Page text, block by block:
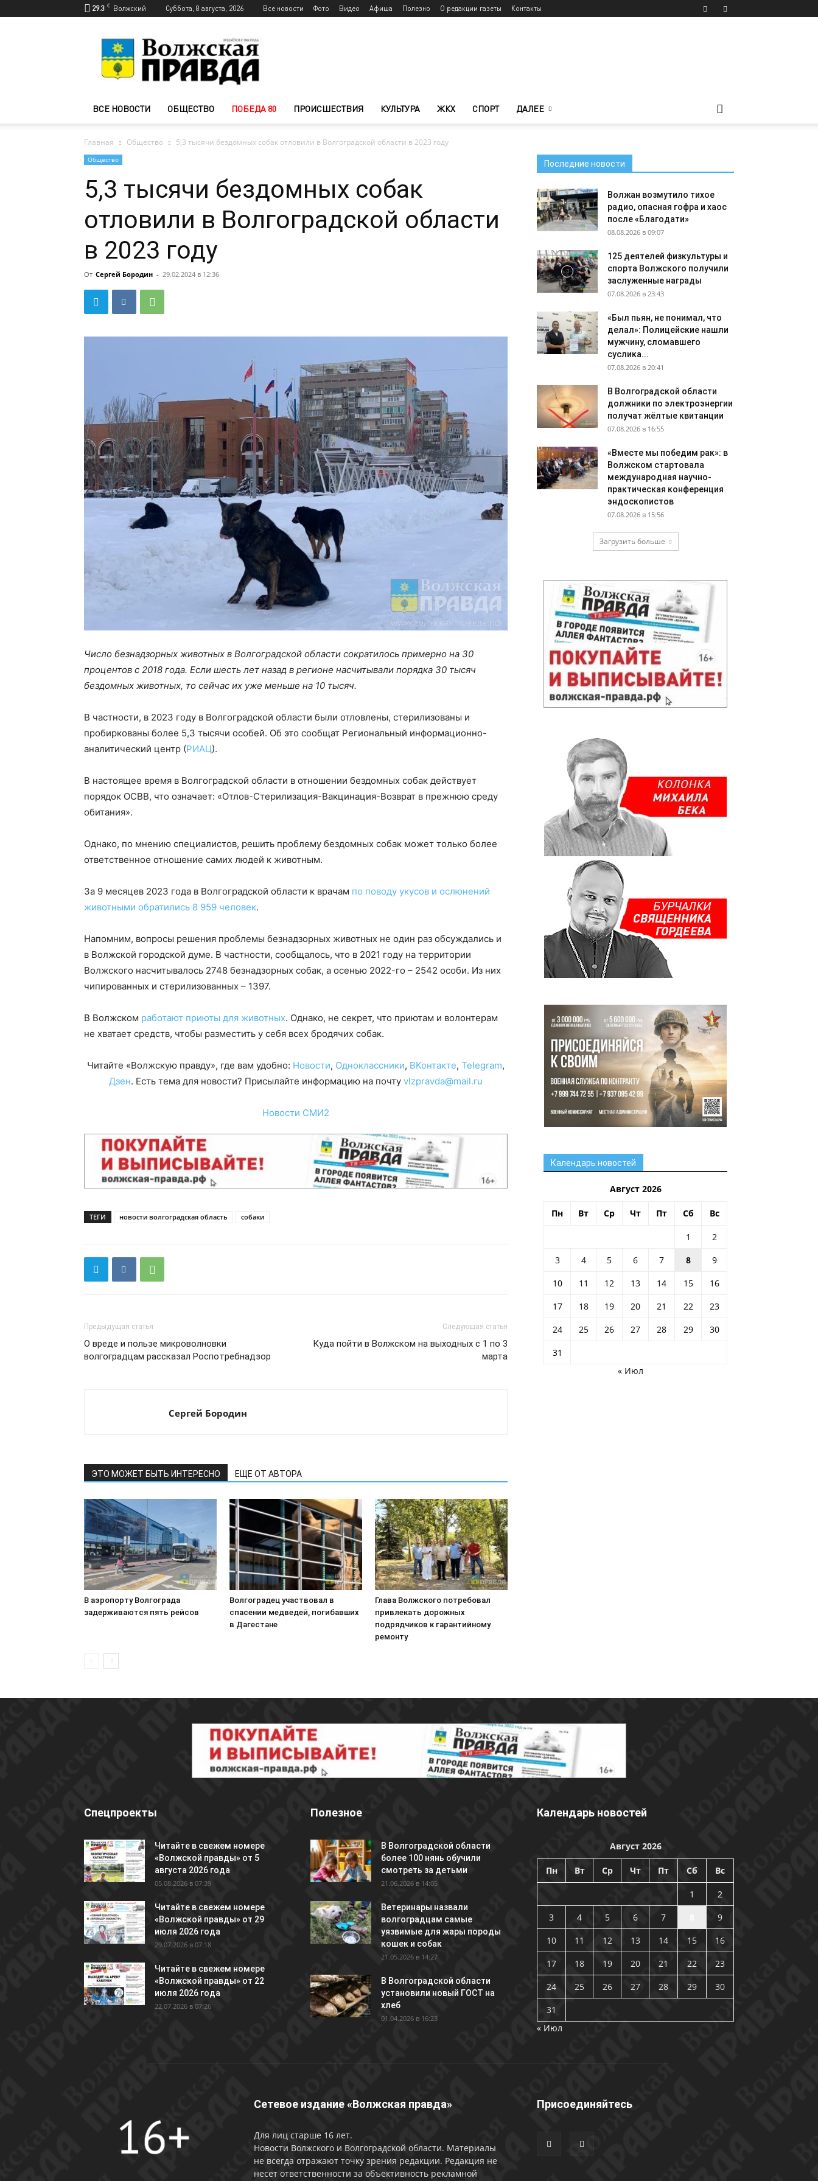
29.3 C Волжский Суббота, 8 августа, 2026 Все новости Фото Видео Афиша Полезно О редакции газеты Контакты
Волжского
—
Волжская
ВСЕ НОВОСТИ ОБЩЕСТВО ПОБЕДА 80 ПРОИСШЕСТВИЯ КУЛЬТУРА ЖКХ СПОРТ ДАЛЕЕ
Главная Общество 5,3 тысячи бездомных собак отловили в Волгоградской области в 2023 году
Общество
5,3 тысячи бездомных собак
отловили в Волгоградской области
в 2023 году
От Сергей Бородин - 29.02.2024 в 12:36
Число безнадзорных животных в Волгоградской области сократилось примерно на 30
процентов с 2018 года. Если шесть лет назад в регионе насчитывали порядка 30 тысяч
бездомных животных, то сейчас их уже меньше на 10 тысяч.
В частности, в 2023 году в Волгоградской области были отловлены, стерилизованы и
пробиркованы более 5,3 тысячи особей. Об это сообщат Региональный информационно-
аналитический центр (РИАЦ).
В настоящее время в Волгоградской области в отношении бездомных собак действует
порядок ОСВВ, что означает: «Отлов-Стерилизация-Вакцинация-Возврат в прежнюю среду
обитания».
Однако, по мнению специалистов, решить проблему бездомных собак может только более
ответственное отношение самих людей к животным.
За 9 месяцев 2023 года в Волгоградской области к врачам по поводу укусов и ослюнений
животными обратились 8 959 человек.
Напомним, вопросы решения проблемы безнадзорных животных не один раз обсуждались и
в Волжской городской думе. В частности, сообщалось, что в 2021 году на территории
Волжского насчитывалось 2748 безнадзорных собак, а осенью 2022-го – 2542 особи. Из них
чипированных и стерилизованных – 1397.
В Волжском работают приюты для животных. Однако, не секрет, что приютам и волонтерам
не хватает средств, чтобы разместить у себя всех бродячих собак.
Читайте «Волжскую правду», где вам удобно: Новости, Одноклассники, ВКонтакте, Telegram,
Дзен. Есть тема для новости? Присылайте информацию на почту vlzpravda@mail.ru
Новости СМИ2
ТЕГИ новости волгоградская область собаки
Предыдущая статья
О вреде и пользе микроволновки
волгоградцам рассказал Роспотребнадзор
Следующая статья
Куда пойти в Волжском на выходных с 1 по 3
марта
Сергей Бородин
ЭТО МОЖЕТ БЫТЬ ИНТЕРЕСНО ЕЩЕ ОТ АВТОРА
В аэропорту Волгограда
задерживаются пять рейсов
Волгоградец участвовал в
спасении медведей, погибавших
в Дагестане
Глава Волжского потребовал
привлекать дорожных
подрядчиков к гарантийному
ремонту
Последние новости
Волжан возмутило тихое
радио, опасная гофра и хаос
после «Благодати»
08.08.2026 в 09:07
125 деятелей физкультуры и
спорта Волжского получили
заслуженные награды
07.08.2026 в 23:43
«Был пьян, не понимал, что
делал»: Полицейские нашли
мужчину, сломавшего
суслика...
07.08.2026 в 20:41
В Волгоградской области
должники по электроэнергии
получат жёлтые квитанции
07.08.2026 в 16:55
«Вместе мы победим рак»: в
Волжском стартовала
международная научно-
практическая конференция
эндоскопистов
07.08.2026 в 15:56
Загрузить больше
Календарь новостей
Август 2026
Пн Вт Ср Чт Пт Сб Вс
1
2
3
4 5 6 7 8
9
10
11 12 13 14 15
16
17
18 19 20 21 22
23
24
25 26 27 28 29
30
31
« Июл
Спецпроекты
Читайте в свежем номере
«Волжской правды» от 5
августа 2026 года
05.08.2026 в 07:39
Читайте в свежем номере
«Волжской правды» от 29
июля 2026 года
29.07.2026 в 07:18
Читайте в свежем номере
«Волжской правды» от 22
июля 2026 года
22.07.2026 в 07:26
Полезное
В Волгоградской области
более 100 нянь обучили
смотреть за детьми
21.06.2026 в 14:05
Ветеринары назвали
волгоградцам самые
уязвимые для жары породы
кошек и собак
21.05.2026 в 14:27
В Волгоградской области
установили новый ГОСТ на
хлеб
01.04.2026 в 16:23
Календарь новостей
Август 2026
Пн Вт Ср Чт Пт Сб Вс
1
2
3
4 5 6 7
9
10
11 12 13 14 15
16
17
18 19 20 21 22
23
24
25 26 27 28 29
30
31
« Июл
Сетевое издание «Волжская правда»
Для лиц старше 16 лет.
Новости Волжского и Волгоградской области. Материалы
не всегда отражают точку зрения редакции. Редакция не
несет ответственности за объективность рекламной
Присоединяйтесь